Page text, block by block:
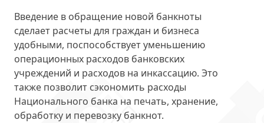
Введение в обращение новой банкноты
сделает расчеты для граждан и бизнеса
удобными, поспособствует уменьшению
операционных расходов банковских
учреждений и расходов на инкассацию. Это
также позволит сэкономить расходы
Национального банка на печать, хранение,
обработку и перевозку банкнот.